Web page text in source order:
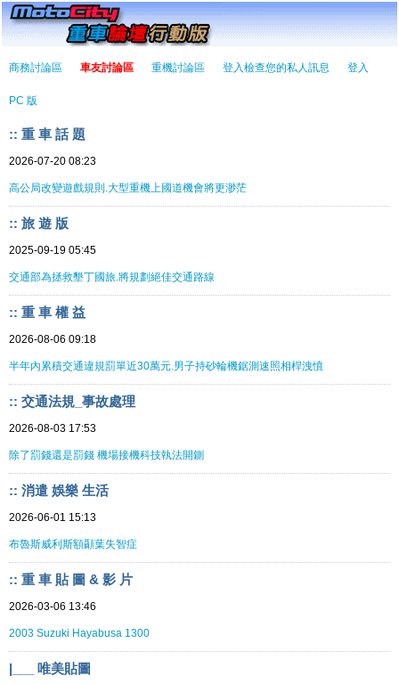
商務討論區 車友討論區 重機討論區 登入檢查您的私人訊息 登入
PC 版
:: 重 車 話 題
2026-07-20 08:23
高公局改變遊戲規則.大型重機上國道機會將更渺茫
:: 旅 遊 版
2025-09-19 05:45
交通部為拯救墾丁國旅.將規劃絕佳交通路線
:: 重 車 權 益
2026-08-06 09:18
半年內累積交通違規罰單近30萬元.男子持砂輪機鋸測速照相桿洩憤
:: 交通法規_事故處理
2026-08-03 17:53
除了罰錢還是罰錢 機場接機科技執法開鍘
:: 消遣 娛樂 生活
2026-06-01 15:13
布魯斯威利斯額顳葉失智症
:: 重 車 貼 圖 & 影 片
2026-03-06 13:46
2003 Suzuki Hayabusa 1300
|___ 唯美貼圖